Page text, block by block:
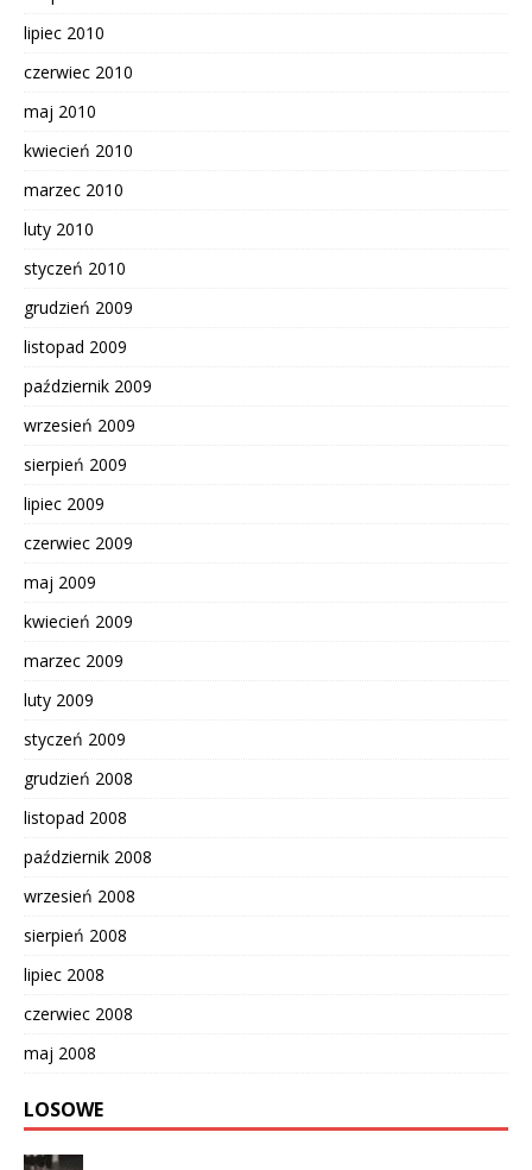
lipiec 2010
czerwiec 2010
maj 2010
kwiecień 2010
marzec 2010
luty 2010
styczeń 2010
grudzień 2009
listopad 2009
październik 2009
wrzesień 2009
sierpień 2009
lipiec 2009
czerwiec 2009
maj 2009
kwiecień 2009
marzec 2009
luty 2009
styczeń 2009
grudzień 2008
listopad 2008
październik 2008
wrzesień 2008
sierpień 2008
lipiec 2008
czerwiec 2008
maj 2008
LOSOWE